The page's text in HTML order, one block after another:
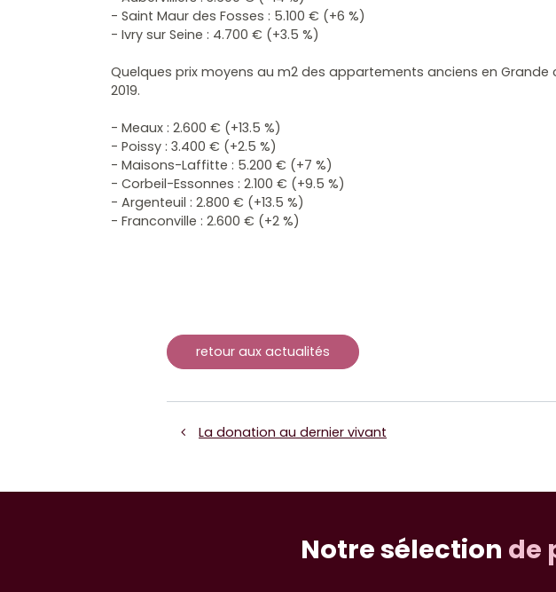
- Saint Maur des Fosses : 5.100 € (+6 %)
- Ivry sur Seine : 4.700 € (+3.5 %)
Quelques prix moyens au m2 des appartements anciens en Grande
2019.
- Meaux : 2.600 € (+13.5 %)
- Poissy : 3.400 € (+2.5 %)
- Maisons-Laffitte : 5.200 € (+7 %)
- Corbeil-Essonnes : 2.100 € (+9.5 %)
- Argenteuil :2.800 € (+13.5 %)
- Franconville : 2.600 € (+2 %)
retour aux actualités
La donation au dernier vivant
Notre sélection de